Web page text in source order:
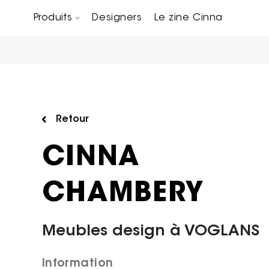
Produits Designers Le zine Cinna
Retour
CINNA
CHAMBERY
Meubles design à VOGLANS
Information